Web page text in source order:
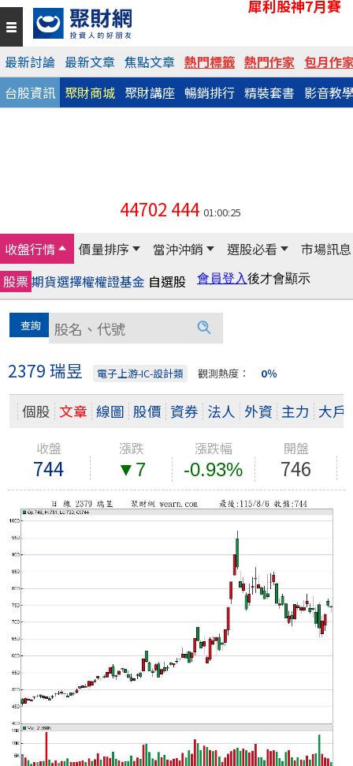
犀利股神7月賽
最新討論 最新文章 焦點文章 熱門標籤 熱門作家 包月作
台股資訊 聚財商城 聚財講座 暢銷排行 精裝套書 影音教
44702 444 01:00:25
收盤行情 價量排序 當沖沖銷 選股必看
市場訊息
股票期貨選擇權權證基金 自選股
2379 瑞昱 電子上游-IC-設計類 觀測熱度： 0％
個股 文章 線圖 股價 資券 法人 外資 主力 大戶
收盤 漲跌 漲跌幅 開盤
744 ▼7 -0.93% 746